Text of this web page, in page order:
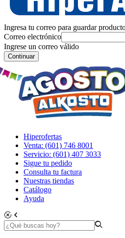
Ingresa tu correo para guardar
Correo electrónico
Ingrese un correo válido
Continuar
Hiperofertas
Venta: (601) 746 8001
Servicio: (601) 407 3033
Sigue tu pedido
Consulta tu factura
Nuestras tiendas
Catálogo
Ayuda